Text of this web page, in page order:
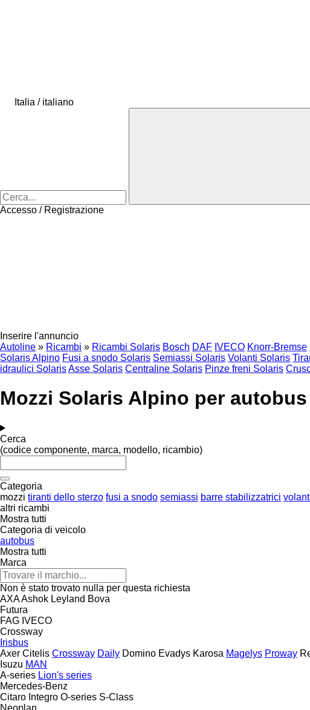
Italia / italiano
Accesso / Registrazione
Inserire l'annuncio
Autoline » Ricambi » Ricambi Solaris Bosch DAF IVECO Knorr-Bremse
Solaris Alpino Fusi a snodo Solaris Semiassi Solaris Volanti Solaris
idraulici SolarisAsse Solaris Centraline Solaris Pinze freni Solaris
Mozzi Solaris Alpino per autobus
Cerca
(codice componente, marca, modello, ricambio)
Categoria
mozzi tiranti dello sterzo fusi a snodo semiassi barre stabilizzatrici
altri ricambi
Mostra tutti
Categoria di veicolo
autobus
Mostra tutti
Marca
Non è stato trovato nulla per questa richiesta
AXAAshok Leyland Bova
Futura
FAG IVECO
Crossway
Irisbus
Axer Citelis Crossway Daily Domino Evadys Karosa Magelys Proway
Isuzu MAN
A-series Lion's series
Mercedes-Benz
Citaro Integro O-series S-Class
Neoplan